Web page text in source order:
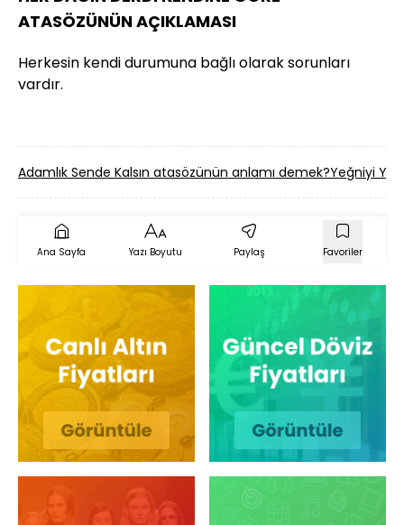
ATASÖZÜNÜN AÇIKLAMASI
Herkesin kendi durumuna bağlı olarak sorunları
vardır.
Adamlık Sende Kalsın atasözünün anlamı demek?Yeğniyi Yel
Ana Sayfa Yazı Boyutu Paylaş Favoriler